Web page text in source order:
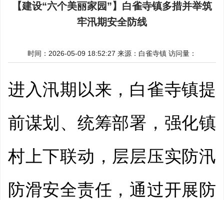
【建设“六个美丽家园”】白雀寺镇多措并举筑
牢汛期安全防线
时间：2026-05-09 18:52:27 来源： 白雀寺镇 访问量：
进入汛期以来，白雀寺镇提
前谋划、统筹部署，强化镇
村上下联动，层层压实防汛
防滑安全责任，通过开展防